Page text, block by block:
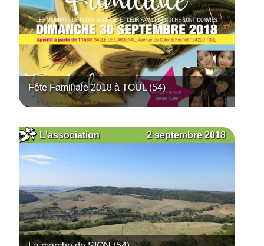
Fête Familiale 2018 à TOUL (54)
2 septembre 2018
L'association